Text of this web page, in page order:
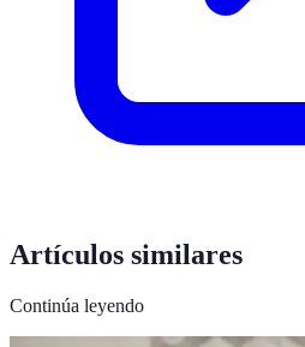
Artículos similares
Continúa leyendo